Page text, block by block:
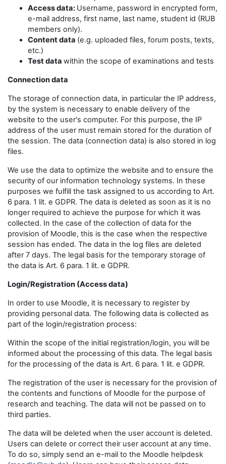
Access data: Username, password in encrypted form,
e-mail address, first name, last name, student id (RUB
members only).
Content data (e.g. uploaded files, forum posts, texts,
etc.)
Test data within the scope of examinations and tests
Connection data
The storage of connection data, in particular the IP address,
by the system is necessary to enable delivery of the
website to the user's computer. For this purpose, the IP
address of the user must remain stored for the duration of
the session. The data (connection data) is also stored in log
files.
We use the data to optimize the website and to ensure the
security of our information technology systems. In these
purposes we fulfill the task assigned to us according to Art.
6 para. 1 lit. e GDPR. The data is deleted as soon as it is no
longer required to achieve the purpose for which it was
collected. In the case of the collection of data for the
provision of Moodle, this is the case when the respective
session has ended. The data in the log files are deleted
after 7 days. The legal basis for the temporary storage of
the data is Art. 6 para. 1 lit. e GDPR.
Login/Registration (Access data)
In order to use Moodle, it is necessary to register by
providing personal data. The following data is collected as
part of the login/registration process:
Within the scope of the initial registration/login, you will be
informed about the processing of this data. The legal basis
for the processing of the data is Art. 6 para. 1 lit. e GDPR.
The registration of the user is necessary for the provision of
the contents and functions of Moodle for the purpose of
research and teaching. The data will not be passed on to
third parties.
The data will be deleted when the user account is deleted.
Users can delete or correct their user account at any time.
To do so, simply send an e-mail to the Moodle helpdesk